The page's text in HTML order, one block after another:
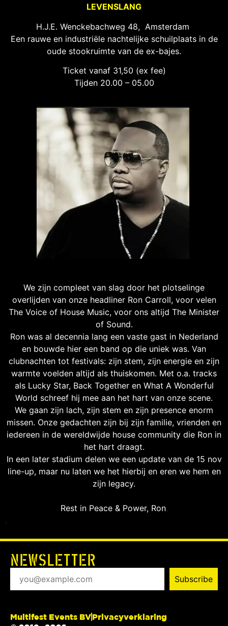
LEVENSLANG
H.J.E. Wenckebachweg 48, Amsterdam
Een rauwe en industriële nachtelijke schuilplaats in de
oude stookruimte van de ex-bajes.
Ticket vanaf 31,50 (ex fee)
Tijden 20.00 – 05.00
We zijn compleet van slag door het plotselinge
overlijden van onze headliner Ron Carroll, voor velen
The Voice of House Music, voor ons altijd The Minister
of Sound.
Ron was al decennia lang een vaste gast in Nederland
en bouwde hier een band op die uniek was. Van
clubnachten tot festivals: zijn stem, zijn energie en zijn
warmte voelden altijd als thuiskomen. Met o.a. tracks
als Lucky Star, Back Together en What A Wonderful
World schreef hij mee aan het hart van onze scene.
We gaan zijn lach, zijn stem en zijn presence enorm
missen. Onze gedachten zijn bij zijn familie, vrienden en
iedereen in de wereldwijde house community die Ron in
het hart draagt.
In een later stadium delen we een update van de 15 nov
line-up, maar nu laten we het hierbij en eren we hem en
zijn legacy.
Rest in Peace & Power, Ron.
.
NEWSLETTER
Multifest Events BVPrivacyverklaring